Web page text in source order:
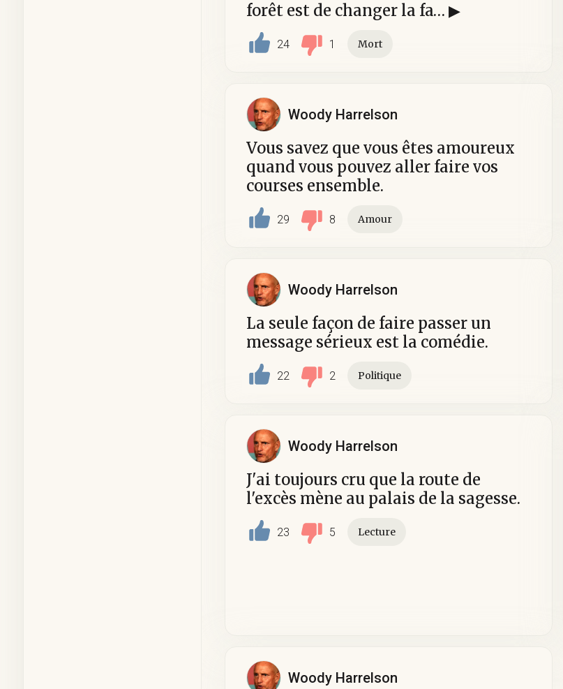
forêt est de changer la fa… ▶
24 1 Mort
Woody Harrelson
Vous savez que vous êtes amoureux
quand vous pouvez aller faire vos
courses ensemble.
29 8 Amour
Woody Harrelson
La seule façon de faire passer un
message sérieux est la comédie.
22 2 Politique
Woody Harrelson
J'ai toujours cru que la route de
l'excès mène au palais de la sagesse.
23 5 Lecture
Woody Harrelson